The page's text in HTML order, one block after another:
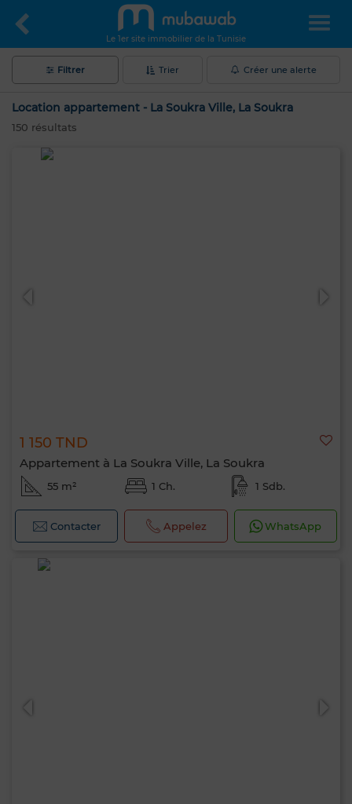
Le 1er site immobilier de la Tunisie
Filtrer Trier Créer une alerte
Location appartement - La Soukra Ville, La Soukra
150 résultats
1 150 TND
Appartement à La Soukra Ville, La Soukra
55 m² 1 Ch. 1 Sdb.
Contacter Appelez WhatsApp